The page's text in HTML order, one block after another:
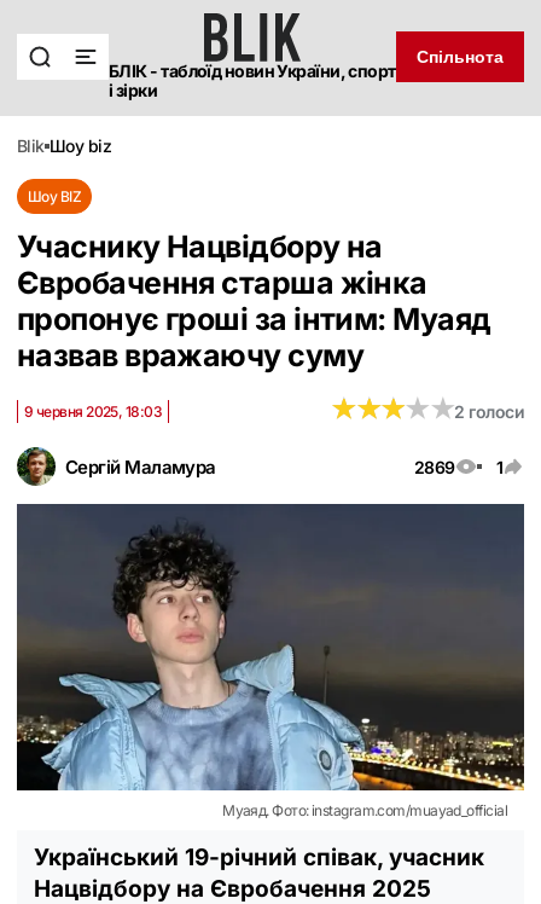
БЛІК - таблоїд новин України, спорт
і зірки
Спільнота
blik шоу biz
Шоу BIZ
Учаснику Нацвідбору на
Євробачення старша жінка
пропонує гроші за інтим: Муаяд
назвав вражаючу суму
Сергій Маламура 2869 1
9 червня 2025, 18:03 ★★★★★
★★★★★2 голоси
Муаяд. Фото: instagram.com/muayad_official
Український 19-річний співак, учасник
Нацвідбору на Євробачення 2025